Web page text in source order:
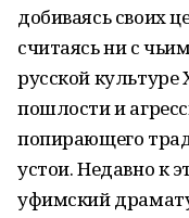
добиваясь своих
считаясь ни с
русской культуре
пошлости и
попирающего
устои. Недавно к
уфимский